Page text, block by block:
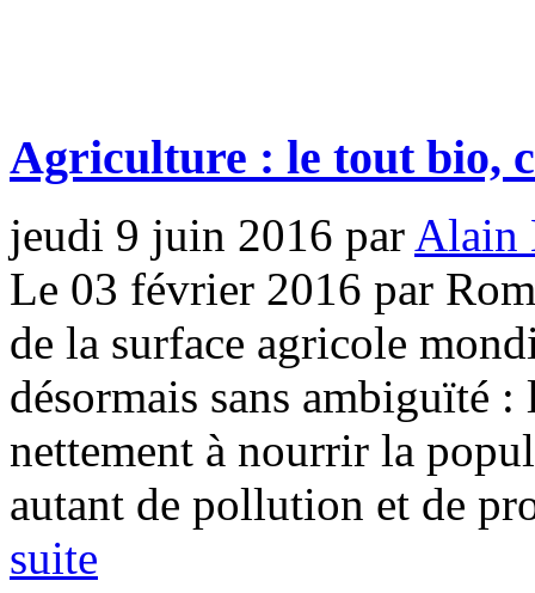
Agriculture : le tout bio,
jeudi 9 juin 2016 par Alain
Le 03 février 2016 par
de la surface agricole
désormais sans ambiguïté
nettement à nourrir la
autant de pollution et de
suite